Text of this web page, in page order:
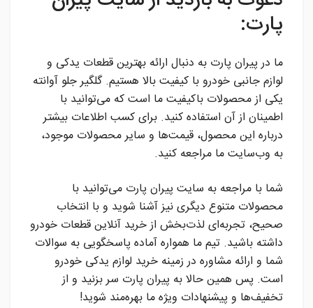
پارت:
ما در پیران پارت به دنبال ارائه بهترین قطعات یدکی و
لوازم جانبی خودرو با کیفیت بالا هستیم. گلگیر جلو آوانته
یکی از محصولات باکیفیت ما است که می‌توانید با
اطمینان از آن استفاده کنید. برای کسب اطلاعات بیشتر
درباره این محصول، قیمت‌ها و سایر محصولات موجود،
به وب‌سایت ما مراجعه کنید.
شما با مراجعه به سایت پیران پارت می‌توانید با
محصولات متنوع دیگری نیز آشنا شوید و با انتخاب
صحیح، تجربه‌ای لذت‌بخش از خرید آنلاین قطعات خودرو
داشته باشید. تیم ما همواره آماده پاسخگویی به سوالات
شما و ارائه مشاوره در زمینه خرید لوازم یدکی خودرو
است. پس همین حالا به پیران پارت سر بزنید و از
تخفیف‌ها و پیشنهادات ویژه ما بهره‌مند شوید!